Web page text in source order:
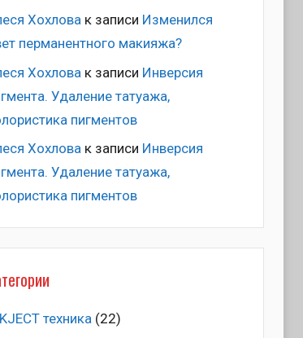
Хохлова к записи Изменился
перманентного макияжа?
Хохлова к записи Инверсия
Удаление татуажа,
пигментов
Хохловак записи Инверсия
Удаление татуажа,
пигментов
техника (22)